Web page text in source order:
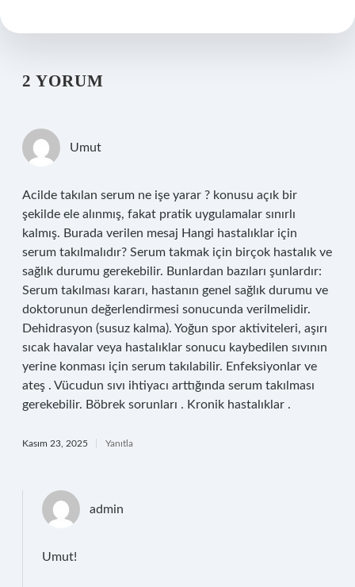
2 YORUM
Umut
Acilde takılan serum ne işe yarar ? konusu açık bir
şekilde ele alınmış, fakat pratik uygulamalar sınırlı
kalmış. Burada verilen mesaj Hangi hastalıklar için
serum takılmalıdır? Serum takmak için birçok hastalık ve
sağlık durumu gerekebilir. Bunlardan bazıları şunlardır:
Serum takılması kararı, hastanın genel sağlık durumu ve
doktorunun değerlendirmesi sonucunda verilmelidir.
Dehidrasyon (susuz kalma). Yoğun spor aktiviteleri, aşırı
sıcak havalar veya hastalıklar sonucu kaybedilen sıvının
yerine konması için serum takılabilir. Enfeksiyonlar ve
ateş . Vücudun sıvı ihtiyacı arttığında serum takılması
gerekebilir. Böbrek sorunları . Kronik hastalıklar .
Kasım 23, 2025 Yanıtla
admin
Umut!